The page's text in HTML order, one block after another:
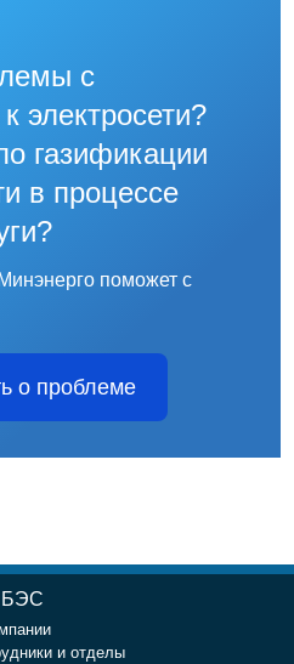
с
электросети?
газификации
в процессе
поможет с
о проблеме
и отделы